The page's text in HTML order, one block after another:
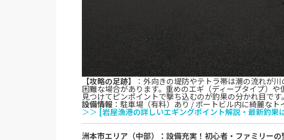
【攻略の足跡】 ：外向きの堤防やテトラ帯は潮の流れが
困難な場合があります。重めのエギ（ディープタイプ）
見つけてピンポイントで撃ち込むのが釣果の分かれ目です
設備情報 ：駐車場（有料）あり / ポートビル内に綺麗なト
＞＞[岩屋漁港の詳しいエギングポイント解説・最新釣果
洲本市エリア（中部）：設備充実！初心者・ファミリーの